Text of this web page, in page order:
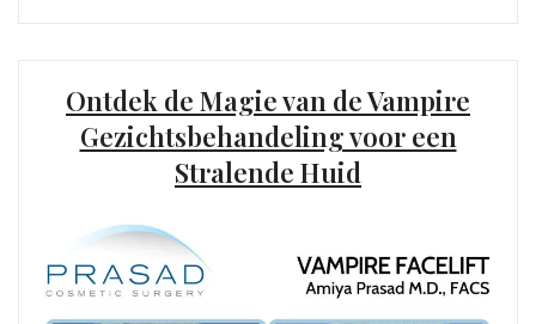
Ontdek de Magie van de Vampire
Gezichtsbehandeling voor een
Stralende Huid